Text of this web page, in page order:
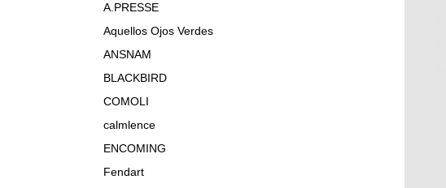
A.PRESSE
Aquellos Ojos Verdes
ANSNAM
BLACKBIRD
COMOLI
calmlence
ENCOMING
Fendart